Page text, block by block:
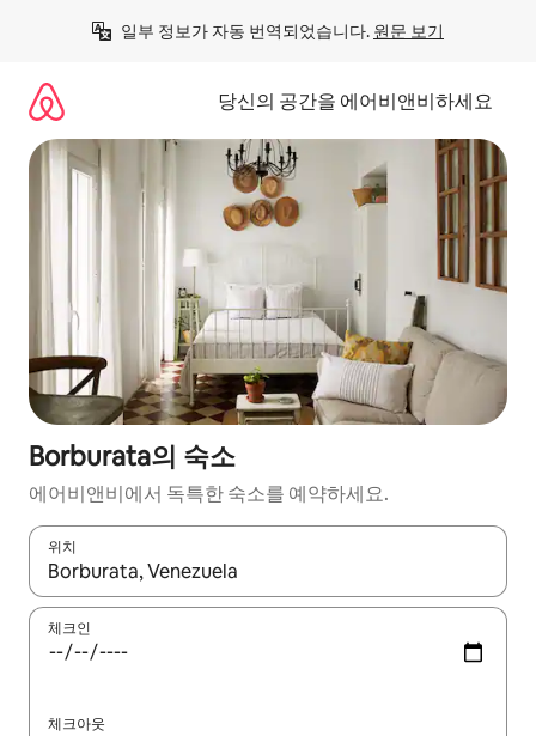
일부 정보가 자동 번역되었습니다. 원문 보기
당신의 공간을 에어비앤비하세요
Borburata의 숙소
에어비앤비에서 독특한 숙소를 예약하세요.
위치
결과가 나오면 위·아래 화살표 키를 사용하거나 터치 또는 스와이
체크인
체크아웃